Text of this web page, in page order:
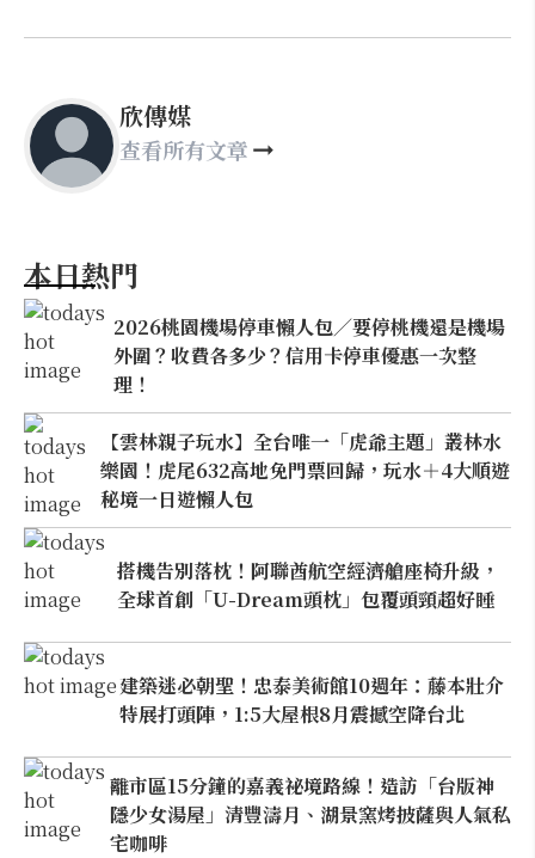
欣傳媒
查看所有文章
本日熱門
2026桃園機場停車懶人包／要停桃機還是機場
外圍？收費各多少？信用卡停車優惠一次整
理！
【雲林親子玩水】全台唯一「虎爺主題」叢林水
樂園！虎尾632高地免門票回歸，玩水＋4大順遊
秘境一日遊懶人包
搭機告別落枕！阿聯酋航空經濟艙座椅升級，
全球首創「U-Dream頭枕」包覆頭頸超好睡
建築迷必朝聖！忠泰美術館10週年：藤本壯介
特展打頭陣，1:5大屋根8月震撼空降台北
離市區15分鐘的嘉義祕境路線！造訪「台版神
隱少女湯屋」清豐濤月、湖景窯烤披薩與人氣私
宅咖啡